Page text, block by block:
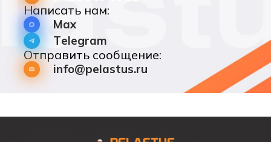
Написать нам:
Max
Telegram
Отправить сообщение:
info@pelastus.ru